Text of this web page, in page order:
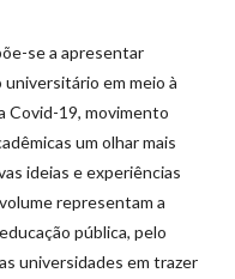
se a apresentar
em meio à
Covid-19, movimento
um olhar mais
ideias e experiências
representam a
pública, pelo
universidades em trazer